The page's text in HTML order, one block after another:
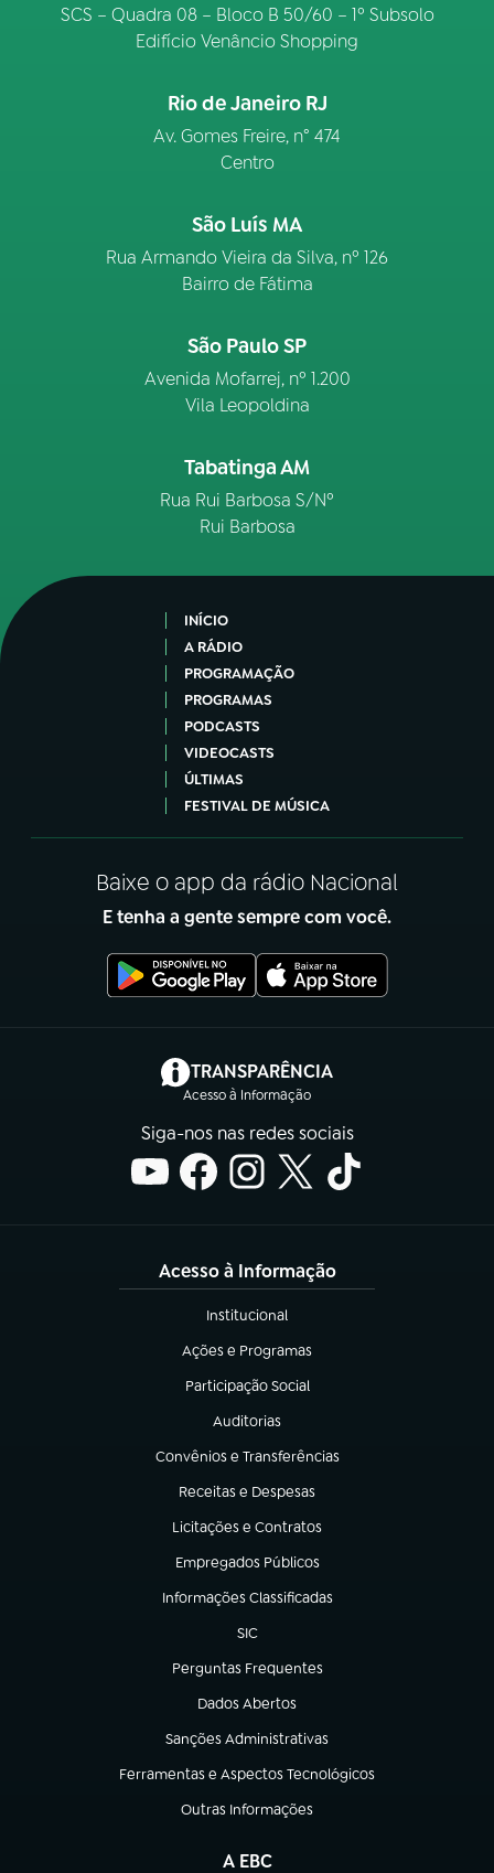
SCS – Quadra 08 – Bloco B 50/60 – 1º Subsolo
Edifício Venâncio Shopping
Rio de Janeiro RJ
Av. Gomes Freire, n° 474
Centro
São Luís MA
Rua Armando Vieira da Silva, nº 126
Bairro de Fátima
São Paulo SP
Avenida Mofarrej, nº 1.200
Vila Leopoldina
Tabatinga AM
Rua Rui Barbosa S/Nº
Rui Barbosa
INÍCIO
A RÁDIO
PROGRAMAÇÃO
PROGRAMAS
PODCASTS
VIDEOCASTS
ÚLTIMAS
FESTIVAL DE MÚSICA
Baixe o app da rádio Nacional
E tenha a gente sempre com você.
TRANSPARÊNCIA
Acesso à Informação
(abre em nova aba)
Siga-nos nas redes sociais
Acesso à Informação
Institucional
(abre em nova aba)
Ações e Programas
(abre em nova aba)
Participação Social
(abre em nova aba)
Auditorias
(abre em nova aba)
Convênios e Transferências
(abre em nova aba)
Receitas e Despesas
(abre em nova aba)
Licitações e Contratos
(abre em nova aba)
Empregados Públicos
(abre em nova aba)
Informações Classificadas
(abre em nova aba)
SIC
(abre em nova aba)
Perguntas Frequentes
(abre em nova aba)
Dados Abertos
(abre em nova aba)
Sanções Administrativas
(abre em nova aba)
Ferramentas e Aspectos Tecnológicos
(abre em nova aba)
Outras Informações
(abre em nova aba)
A EBC